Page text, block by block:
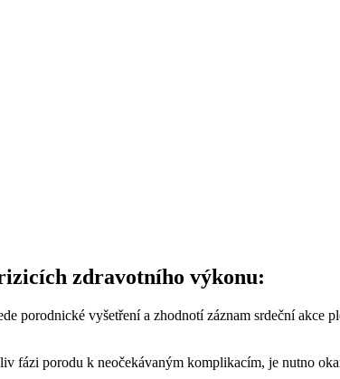
zdravotního výkonu:
porodnické vyšetření a zhodnotí záznam srdeční akce
fázi porodu k neočekávaným komplikacím, je nutno